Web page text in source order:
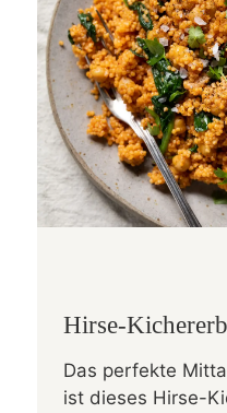
Hirse-
Das perfekte
ist dieses Hirse-